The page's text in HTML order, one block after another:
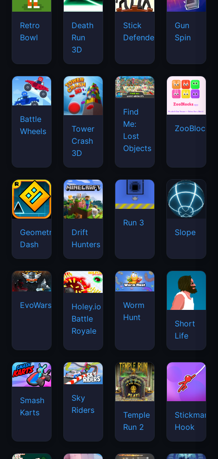
Retro
Bowl
Death
Run
3D
Stick
Defenders
Gun
Spin
Battle
Wheels
Tower
Crash
3D
Find
Me:
Lost
Objects
ZooBlocks
Geometry
Dash
Drift
Hunters
Run 3
Slope
EvoWars.io
Holey.io
Battle
Royale
Worm
Hunt
Short
Life
Smash
Karts
Sky
Riders
Temple
Run 2
Stickman
Hook